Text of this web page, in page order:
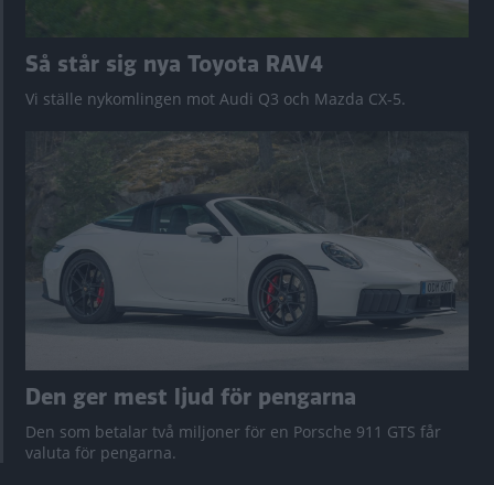
Så står sig nya Toyota RAV4
Vi ställe nykomlingen mot Audi Q3 och Mazda CX-5.
Den ger mest ljud för pengarna
Den som betalar två miljoner för en Porsche 911 GTS får
valuta för pengarna.